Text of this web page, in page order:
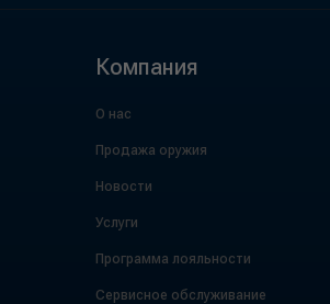
Компания
О нас
Продажа оружия
Новости
Услуги
Программа лояльности
Сервисное обслуживание